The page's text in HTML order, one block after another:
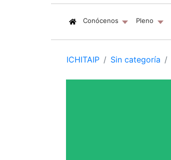
Conócenos (current)
Pleno
ICHITAIP Sin categoría